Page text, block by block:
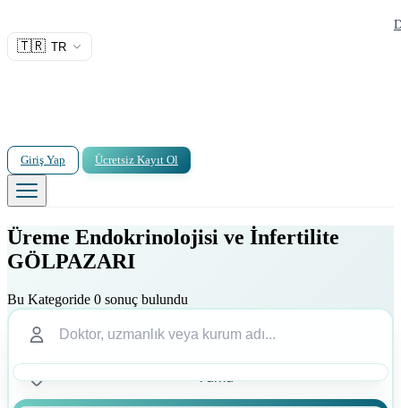
🇹🇷 TR
Giriş Yap Ücretsiz Kayıt Ol
Üreme Endokrinolojisi ve İnfertilite
GÖLPAZARI
Bu Kategoride 0 sonuç bulundu